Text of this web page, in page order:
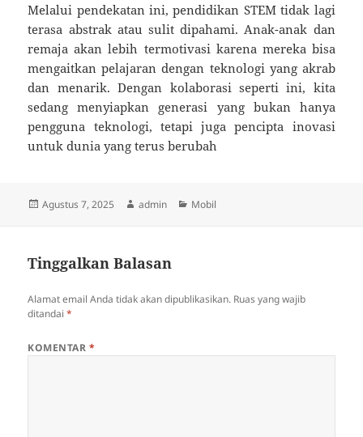
Melalui pendekatan ini, pendidikan STEM tidak lagi
terasa abstrak atau sulit dipahami. Anak-anak dan
remaja akan lebih termotivasi karena mereka bisa
mengaitkan pelajaran dengan teknologi yang akrab
dan menarik. Dengan kolaborasi seperti ini, kita
sedang menyiapkan generasi yang bukan hanya
pengguna teknologi, tetapi juga pencipta inovasi
untuk dunia yang terus berubah
Diposkan
Agustus 7, 2025 Penulis
admin Kategori
Mobil
Tinggalkan Balasan
Alamat email Anda tidak akan dipublikasikan. Ruas yang wajib
ditandai*
KOMENTAR *